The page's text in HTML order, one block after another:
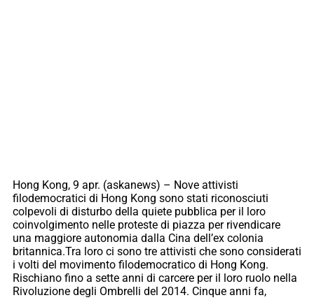
Hong Kong, 9 apr. (askanews) – Nove attivisti
filodemocratici di Hong Kong sono stati riconosciuti
colpevoli di disturbo della quiete pubblica per il loro
coinvolgimento nelle proteste di piazza per rivendicare
una maggiore autonomia dalla Cina dell’ex colonia
britannica.Tra loro ci sono tre attivisti che sono considerati
i volti del movimento filodemocratico di Hong Kong.
Rischiano fino a sette anni di carcere per il loro ruolo nella
Rivoluzione degli Ombrelli del 2014. Cinque anni fa,